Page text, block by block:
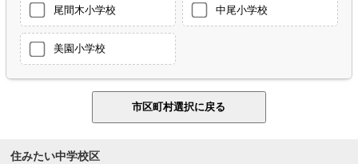
尾間木小学校 中尾小学校
美園小学校
住みたい中学校区